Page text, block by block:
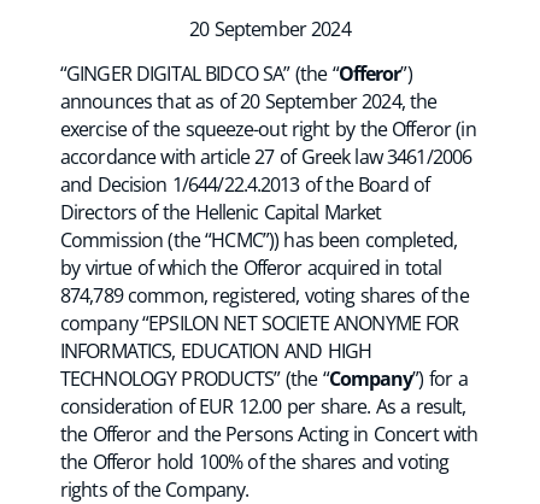
20 September 2024
“GINGER DIGITAL BIDCO SA” (the “Offeror”)
announces that as of 20 September 2024, the
exercise of the squeeze-out right by the Offeror (in
accordance with article 27 of Greek law 3461/2006
and Decision 1/644/22.4.2013 of the Board of
Directors of the Hellenic Capital Market
Commission (the “HCMC”)) has been completed,
by virtue of which the Offeror acquired in total
874,789 common, registered, voting shares of the
company “EPSILON NET SOCIETE ANONYME FOR
INFORMATICS, EDUCATION AND HIGH
TECHNOLOGY PRODUCTS” (the “Company”) for a
consideration of EUR 12.00 per share. As a result,
the Offeror and the Persons Acting in Concert with
the Offeror hold 100% of the shares and voting
rights of the Company.